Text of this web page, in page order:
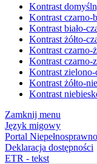
Kontrast
Kontrast czarno-
Kontrast biało-
Kontrast żółto-
Kontrast czarno-
Kontrast czarno-
Kontrast zielono-
Kontrast żółto-
Kontrast
Zamknij menu
Język migowy
Portal
Deklaracja dostępności
ETR - tekst